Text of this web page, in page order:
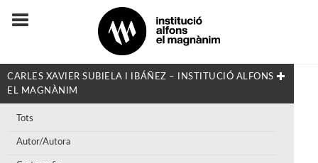
CARLES XAVIER SUBIELA I IBÁÑEZ – INSTITUCIÓ ALFONS
EL MAGNÀNIM
Tots
Autor/Autora